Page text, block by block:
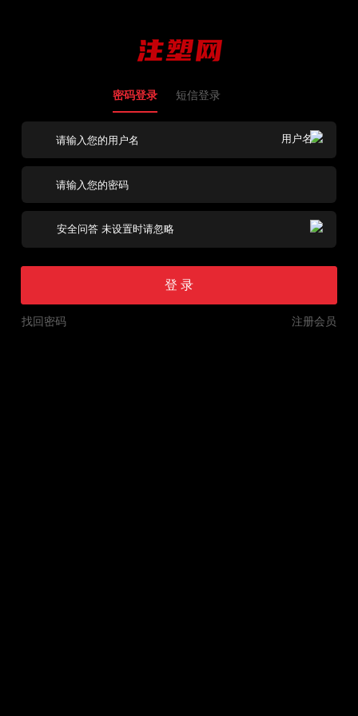
密码登录 短信登录
登 录
注册会员
找回密码